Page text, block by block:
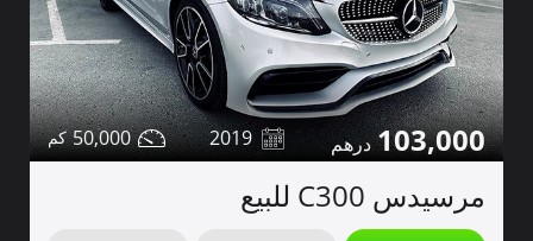
103,000
2019
50,000
مرسيدس C300 للبيع